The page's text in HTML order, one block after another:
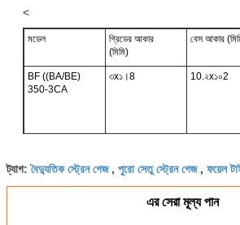
<
মডেল
গ্রিডের আকার
(মিমি)
বেস আকার
BF ((BA/BE)
350-3CA
৩x১।8 10.২x১০2
ট্যাগ:বৈদ্যুতিক স্ট্রেন গেজ, পুরো সেতু স্ট্রেন গেজ, ফয়েল
এর সেরা মূল্য পান